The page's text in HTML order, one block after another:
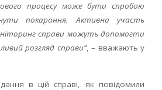
процесу може бути спробою
покарання. Активна участь
справи можуть допомогти
розгляд справи”, – вважають у
в цій справі, як повідомили